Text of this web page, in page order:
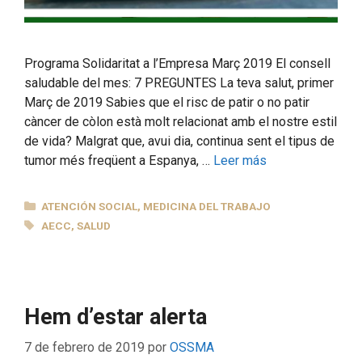
Programa Solidaritat a l’Empresa Març 2019 El consell
saludable del mes: 7 PREGUNTES La teva salut, primer
Març de 2019 Sabies que el risc de patir o no patir
càncer de còlon està molt relacionat amb el nostre estil
de vida? Malgrat que, avui dia, continua sent el tipus de
tumor més freqüent a Espanya, … Leer más
CATEGORÍAS
ATENCIÓN SOCIAL, MEDICINA DEL TRABAJO
ETIQUETAS
AECC,SALUD
Hem d’estar alerta
7 de febrero de 2019 por OSSMA